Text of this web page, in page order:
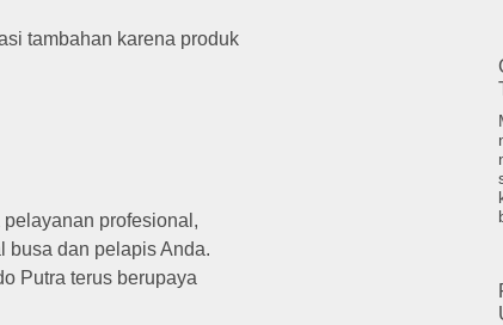
tambahan karena produk
profesional,
busa dan pelapis Anda.
Putra terus berupaya